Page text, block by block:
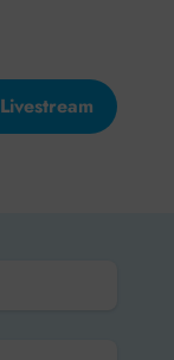
Livestream